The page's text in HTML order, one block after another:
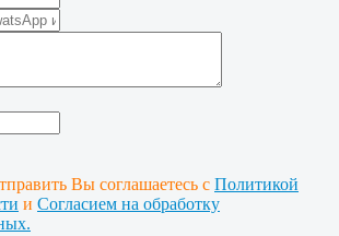
Вы соглашаетесь с Политикой
и Согласием на обработку